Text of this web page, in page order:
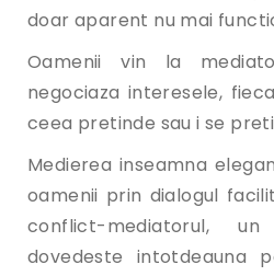
doar aparent nu mai
Oamenii vin la
negociaza interesele,
ceea pretinde sau i se
Medierea inseamna
oamenii prin dialogul
conflict-mediatorul,
dovedeste intotdeauna